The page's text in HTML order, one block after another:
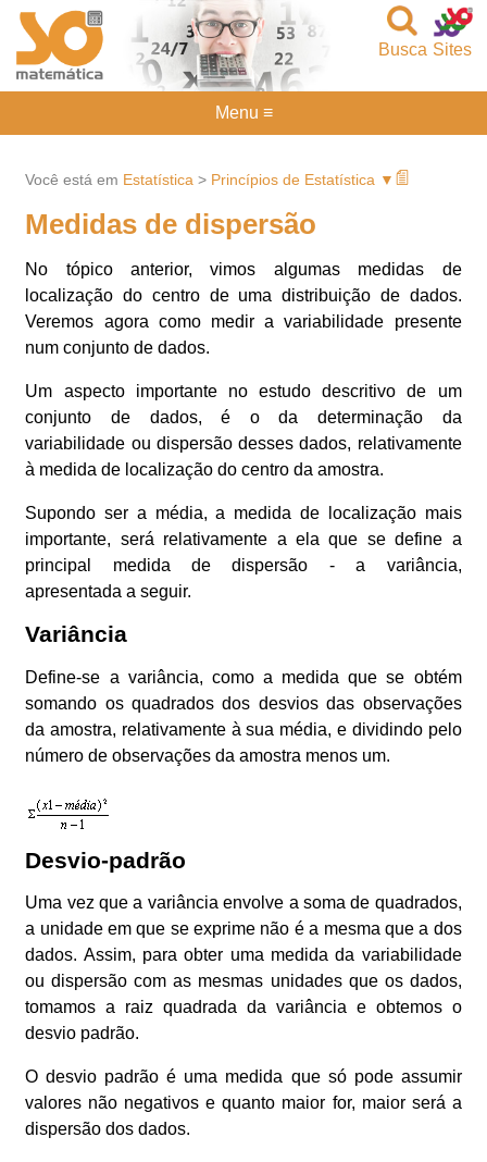
Sites
Busca
Você está em Estatística > Princípios de Estatística ▼
Medidas de dispersão
No tópico anterior, vimos algumas medidas de
localização do centro de uma distribuição de dados.
Veremos agora como medir a variabilidade presente
num conjunto de dados.
Um aspecto importante no estudo descritivo de um
conjunto de dados, é o da determinação da
variabilidade ou dispersão desses dados, relativamente
à medida de localização do centro da amostra.
Supondo ser a média, a medida de localização mais
importante, será relativamente a ela que se define a
principal medida de dispersão - a variância,
apresentada a seguir.
Variância
Define-se a variância, como a medida que se obtém
somando os quadrados dos desvios das observações
da amostra, relativamente à sua média, e dividindo pelo
número de observações da amostra menos um.
Desvio-padrão
Uma vez que a variância envolve a soma de quadrados,
a unidade em que se exprime não é a mesma que a dos
dados. Assim, para obter uma medida da variabilidade
ou dispersão com as mesmas unidades que os dados,
tomamos a raiz quadrada da variância e obtemos o
desvio padrão.
O desvio padrão é uma medida que só pode assumir
valores não negativos e quanto maior for, maior será a
dispersão dos dados.